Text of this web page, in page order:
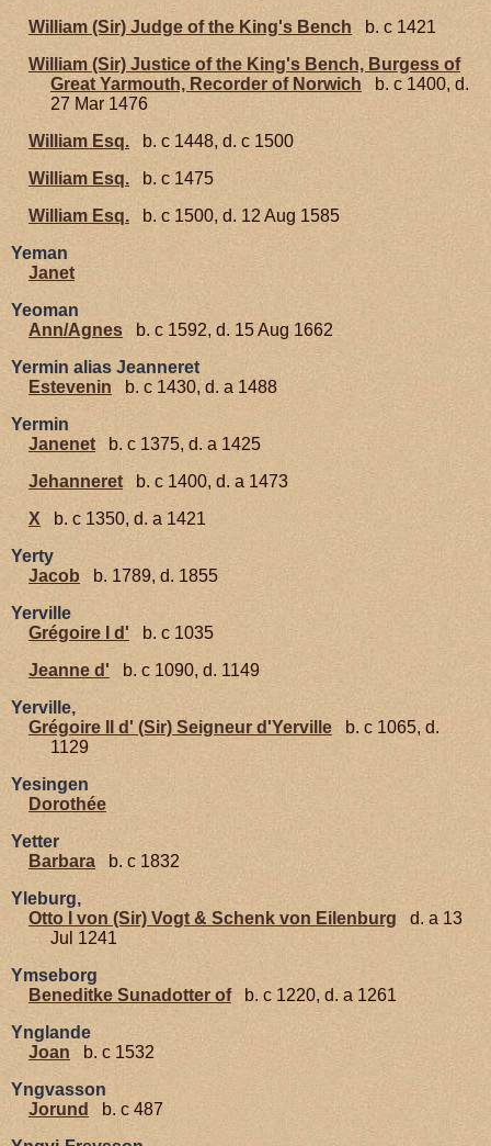
William (Sir) Judge of the King's Bench b. c 1421
William (Sir) Justice of the King's Bench, Burgess of
Great Yarmouth, Recorder of Norwich
b. c 1400, d.
27 Mar 1476
William Esq.
b. c 1448, d. c 1500
William Esq.
b. c 1475
William Esq.
b. c 1500, d. 12 Aug 1585
Yeman
Janet
Yeoman
Ann/Agnes
b. c 1592, d. 15 Aug 1662
Yermin alias Jeanneret
Estevenin
b. c 1430, d. a 1488
Yermin
Janenet
b. c 1375, d. a 1425
Jehanneret
b. c 1400, d. a 1473
X
b. c 1350, d. a 1421
Yerty
Jacob
b. 1789, d. 1855
Yerville
Grégoire I d'
b. c 1035
Jeanne d'
b. c 1090, d. 1149
Yerville,
Grégoire II d' (Sir) Seigneur d'Yerville
b. c 1065, d.
1129
Yesingen
Dorothée
Yetter
Barbara
b. c 1832
Yleburg,
Otto I von (Sir) Vogt & Schenk von Eilenburg
d. a 13
Jul 1241
Ymseborg
Beneditke Sunadotter of
b. c 1220, d. a 1261
Ynglande
Joan
b. c 1532
Yngvasson
Jorund
b. c 487